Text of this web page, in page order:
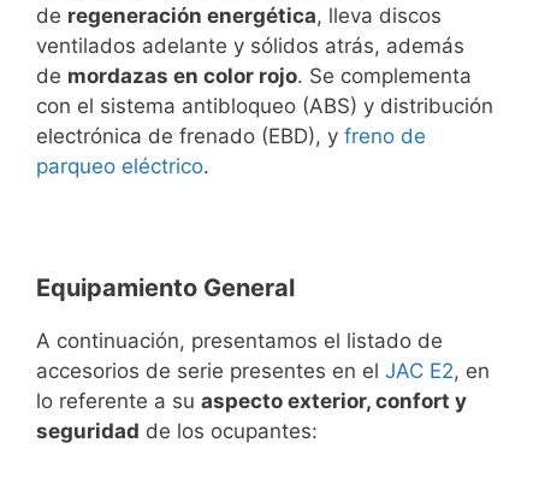
de regeneración energética, lleva discos
ventilados adelante y sólidos atrás, además
de mordazas en color rojo. Se complementa
con el sistema antibloqueo (ABS) y distribución
electrónica de frenado (EBD), y freno de
parqueo eléctrico.
Equipamiento General
A continuación, presentamos el listado de
accesorios de serie presentes en el JAC E2, en
lo referente a su aspecto exterior, confort y
seguridad de los ocupantes: